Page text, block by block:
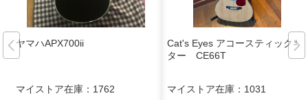
ヤマハAPX700ii
マイストア在庫： 1762
Cat's Eyes アコースティックギ
ター CE66T
マイストア在庫： 1031